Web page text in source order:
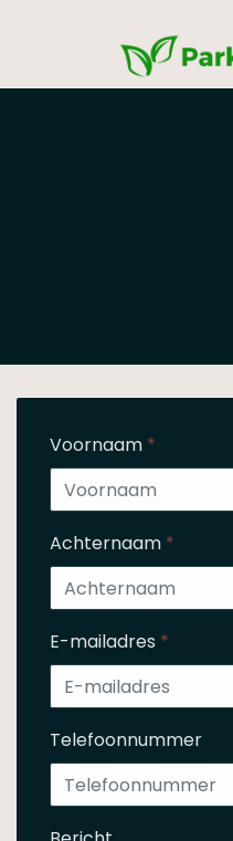
Voornaam *
Achternaam *
E-mailadres *
Telefoonnummer